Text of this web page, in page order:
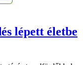
lépett életbe